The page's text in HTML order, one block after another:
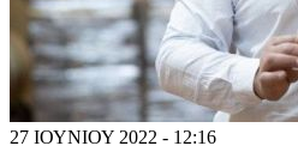
27 ΙΟΥΝΙΟΥ 2022 - 12:16